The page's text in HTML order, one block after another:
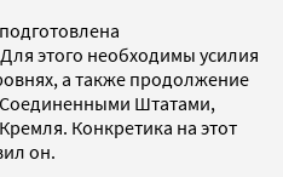
этого необходимы усилия
а также продолжение
Штатами,
Конкретика на этот
он.